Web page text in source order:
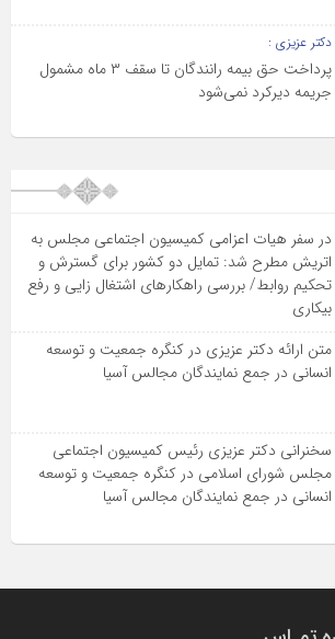
دکتر عزیزی :
پرداخت حق بیمه رانندگان تا سقف ۳ ماه مشمول
جریمه دیرکرد نمی‌شود
در سفر هیات اعزامی کمیسیون اجتماعی مجلس به
اتریش مطرح شد: تمایل دو کشور برای گسترش و
تحکیم روابط/ بررسی راهکارهای اشتغال زایی و رفع
بیکاری
متن ارائه دکتر عزیزى در کنگره جمعیت و توسعه
انسانى در جمع نمایندگان مجالس آسیا
سخنرانى دکتر عزیزى رئیس کمیسیون اجتماعى
مجلس شوراى اسلامى در کنگره جمعیت و توسعه
انسانى در جمع نمایندگان مجالس آسیا